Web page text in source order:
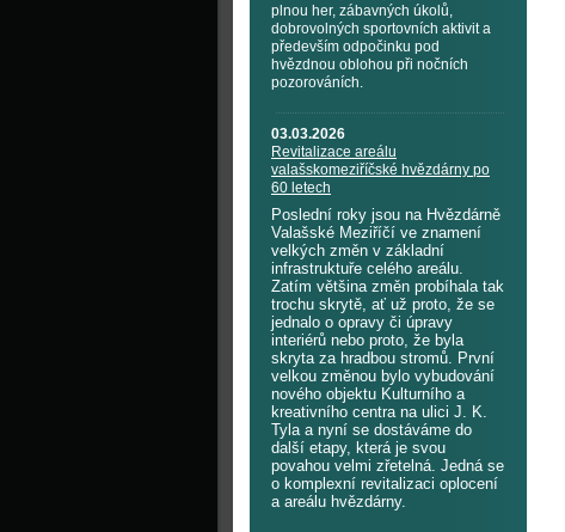
plnou her, zábavných úkolů,
dobrovolných sportovních aktivit a
především odpočinku pod
hvězdnou oblohou při nočních
pozorováních.
03.03.2026
Revitalizace areálu
valašskomeziříčské hvězdárny po
60 letech
Poslední roky jsou na Hvězdárně
Valašské Meziříčí ve znamení
velkých změn v základní
infrastruktuře celého areálu.
Zatím většina změn probíhala tak
trochu skrytě, ať už proto, že se
jednalo o opravy či úpravy
interiérů nebo proto, že byla
skryta za hradbou stromů. První
velkou změnou bylo vybudování
nového objektu Kulturního a
kreativního centra na ulici J. K.
Tyla a nyní se dostáváme do
další etapy, která je svou
povahou velmi zřetelná. Jedná se
o komplexní revitalizaci oplocení
a areálu hvězdárny.